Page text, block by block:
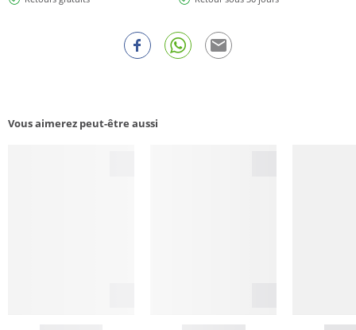
Vous aimerez peut-être aussi